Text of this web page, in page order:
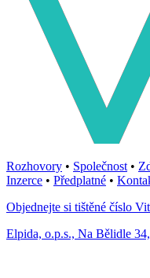
Rozhovory • Společnost •
Inzerce • Předplatné •
Objednejte si tištěné číslo
Elpida, o.p.s., Na Bělidle